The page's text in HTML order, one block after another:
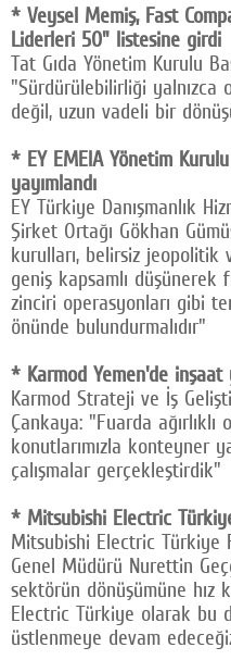
* Veysel Memiş, Fast
Liderleri 50" listesine girdi
Tat Gıda Yönetim Kurulu
"Sürdürülebilirliği
değil, uzun vadeli bir
* EY EMEIA Yönetim
yayımlandı
EY Türkiye Danışmanlık
Şirket Ortağı Gökhan
kurulları, belirsiz
geniş kapsamlı düşünerek
zinciri operasyonları gibi
önünde bulundurmalıdır"
* Karmod Yemen'de inşaat
Karmod Strateji ve İş
Çankaya: "Fuarda
konutlarımızla konteyner
çalışmalar gerçekleştirdik"
* Mitsubishi Electric
Mitsubishi Electric Türkiye
Genel Müdürü Nurettin
sektörün dönüşümüne hız
Electric Türkiye olarak bu
üstlenmeye devam